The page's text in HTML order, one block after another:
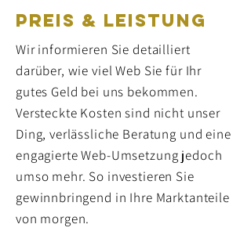
PREIS & LEISTUNG
Wir informieren Sie detailliert
darüber, wie viel Web Sie für Ihr
gutes Geld bei uns bekommen.
Versteckte Kosten sind nicht unser
Ding, verlässliche Beratung und eine
engagierte Web-Umsetzung jedoch
umso mehr. So investieren Sie
gewinnbringend in Ihre Marktanteile
von morgen.